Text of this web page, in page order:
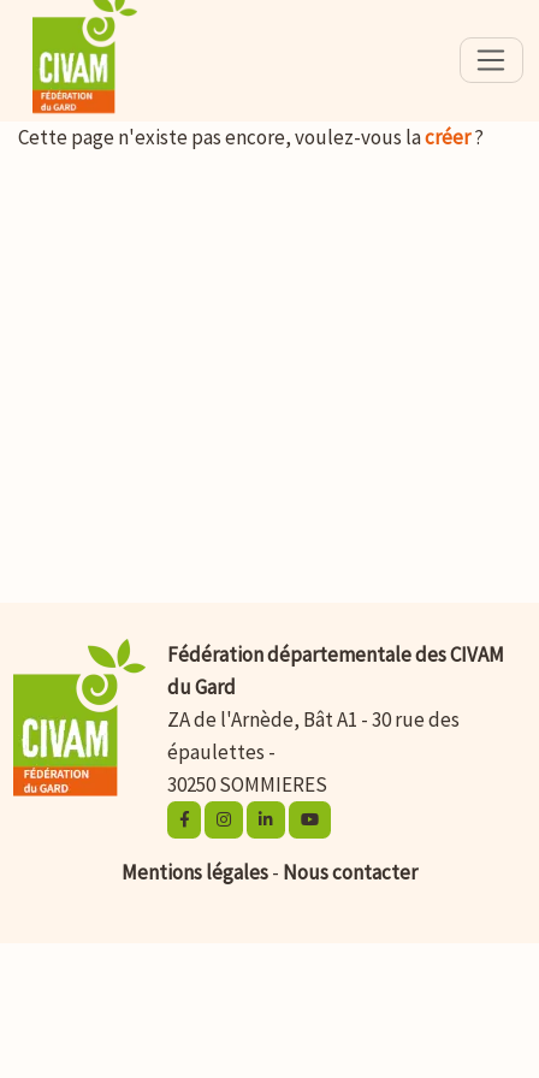
Cette page n'existe pas encore, voulez-vous lacréer?
Fédération départementale des CIVAM
du Gard
ZA de l'Arnède, Bât A1 - 30 rue des
épaulettes -
30250 SOMMIERES
Mentions légales- Nous contacter